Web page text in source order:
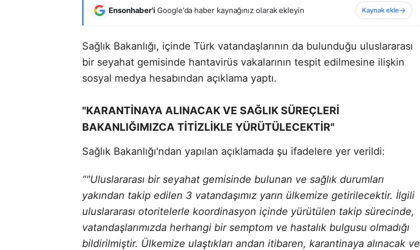
Ensonhaber'i Google'da haber kaynağınız olarak ekleyin Kaynak ekle
Sağlık Bakanlığı, içinde Türk vatandaşlarının da bulunduğu uluslararası
bir seyahat gemisinde hantavirüs vakalarının tespit edilmesine ilişkin
sosyal medya hesabından açıklama yaptı.
"KARANTİNAYA ALINACAK VE SAĞLIK SÜREÇLERİ
BAKANLIĞIMIZCA TİTİZLİKLE YÜRÜTÜLECEKTİR"
Sağlık Bakanlığı'ndan yapılan açıklamada şu ifadelere yer verildi:
“"Uluslararası bir seyahat gemisinde bulunan ve sağlık durumları
yakından takip edilen 3 vatandaşımız yarın ülkemize getirilecektir. İlgili
uluslararası otoritelerle koordinasyon içinde yürütülen takip sürecinde,
vatandaşlarımızda herhangi bir semptom ve hastalık bulgusu olmadığı
bildirilmiştir. Ülkemize ulaştıkları andan itibaren, karantinaya alınacak ve